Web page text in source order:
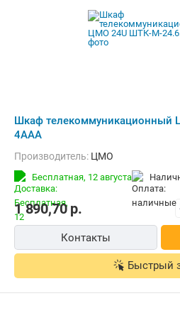
Шкаф
4ААА
Производитель: ЦМО
Бесплатная, 12 августа
1 890,70р.
Контакты
Быстрый